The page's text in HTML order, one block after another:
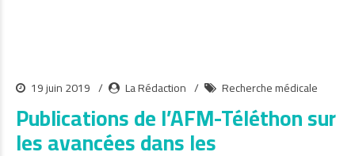
19 juin 2019 La Rédaction Recherche médicale
Publications de l’AFM-Téléthon sur
les avancées dans les